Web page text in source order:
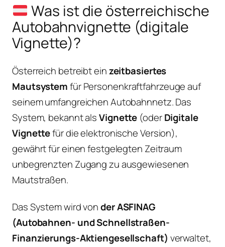
Was ist die österreichische
Autobahnvignette (digitale
Vignette)?
Österreich betreibt einzeitbasiertes
Mautsystemfür Personenkraftfahrzeuge auf
seinem umfangreichen Autobahnnetz. Das
System, bekannt alsVignette (oderDigitale
Vignettefür die elektronische Version),
gewährt für einen festgelegten Zeitraum
unbegrenzten Zugang zu ausgewiesenen
Mautstraßen.
Das System wird vonder ASFINAG
(Autobahnen- und Schnellstraßen-
Finanzierungs-Aktiengesellschaft) verwaltet,